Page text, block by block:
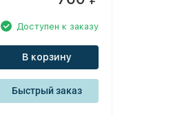
Доступен к заказу
В корзину
Быстрый заказ